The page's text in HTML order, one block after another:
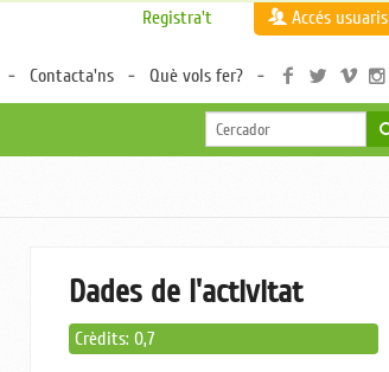
Registra't Accés usuaris
Contacta'ns Què vols fer?
Dades de l'activitat
Crèdits: 0,7